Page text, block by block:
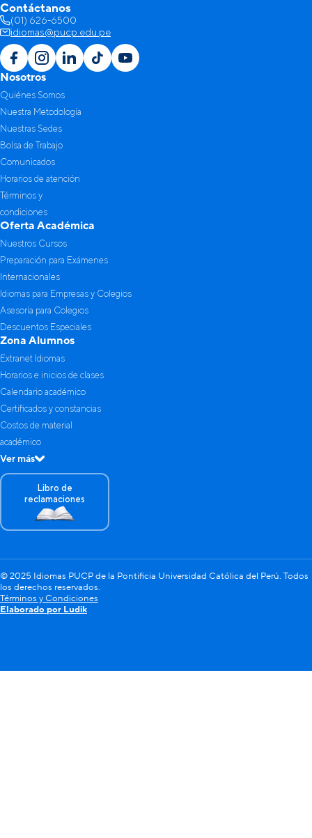
Contáctanos
(01) 626-6500
idiomas@pucp.edu.pe
Nosotros
Quiénes Somos
Nuestra Metodología
Nuestras Sedes
Bolsa de Trabajo
Comunicados
Horarios de atención
Términos y
condiciones
Oferta Académica
Nuestros Cursos
Preparación para Exámenes
Internacionales
Idiomas para Empresas y Colegios
Asesoría para Colegios
Descuentos Especiales
Zona Alumnos
Extranet Idiomas
Horarios e inicios de clases
Calendario académico
Certificados y constancias
Costos de material
académico
Ver más
Libro de
reclamaciones
© 2025 Idiomas PUCP de la Pontificia Universidad Católica del Perú. Todos
los derechos reservados.
Términos y Condiciones
Elaborado por Ludik